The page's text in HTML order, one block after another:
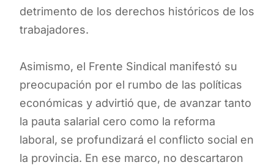
detrimento de los derechos históricos de los
trabajadores.
Asimismo, el Frente Sindical manifestó su
preocupación por el rumbo de las políticas
económicas y advirtió que, de avanzar tanto
la pauta salarial cero como la reforma
laboral, se profundizará el conflicto social en
la provincia. En ese marco, no descartaron